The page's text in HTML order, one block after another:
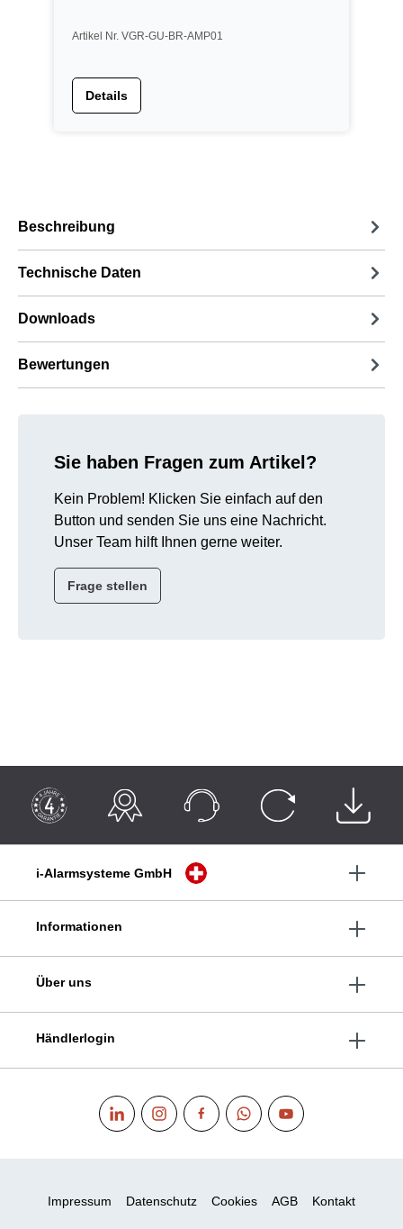
Artikel Nr. VGR-GU-BR-AMP01
Details
Beschreibung
Technische Daten
Downloads
Bewertungen
Sie haben Fragen zum Artikel?
Kein Problem! Klicken Sie einfach auf den
Button und senden Sie uns eine Nachricht.
Unser Team hilft Ihnen gerne weiter.
Frage stellen
i-Alarmsysteme GmbH
Informationen
Über uns
Händlerlogin
Impressum Datenschutz Cookies AGB Kontakt